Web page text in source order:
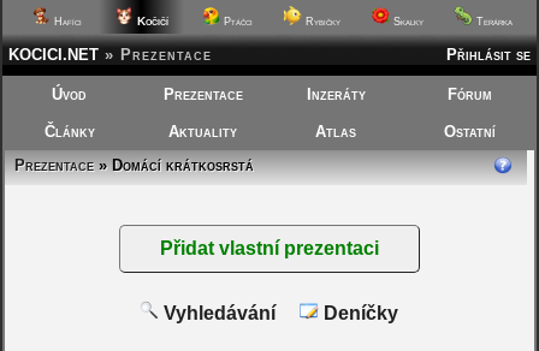
Hafíci Kočičí Ptáčci Rybičky Skalky Terárka
Přihlásit se
KOCICI.NET » Prezentace
Úvod Prezentace Inzeráty Fórum
Články Aktuality Atlas
Ostatní
Prezentace» Domácí krátkosrstá
Vyhledávání Deníčky